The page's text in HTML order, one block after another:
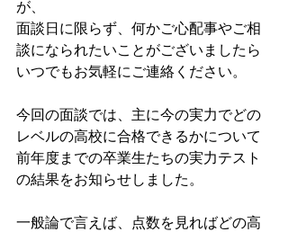
が、
面談日に限らず、何かご心配事やご相
談になられたいことがございましたら
いつでもお気軽にご連絡ください。
今回の面談では、主に今の実力でどの
レベルの高校に合格できるかについて
前年度までの卒業生たちの実力テスト
の結果をお知らせしました。
一般論で言えば、点数を見ればどの高